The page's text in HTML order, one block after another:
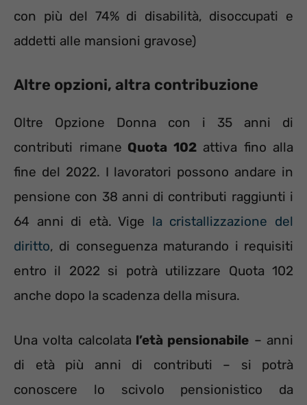
con più del 74% di disabilità, disoccupati e
addetti alle mansioni gravose)
Altre opzioni, altra contribuzione
Oltre Opzione Donna con i 35 anni di
contributi rimane Quota 102attiva fino alla
fine del 2022. I lavoratori possono andare in
pensione con 38 anni di contributi raggiunti i
64 anni di età. Vige la cristallizzazione del
diritto, di conseguenza maturando i requisiti
entro il 2022 si potrà utilizzare Quota 102
anche dopo la scadenza della misura.
Una volta calcolata l’età pensionabile – anni
di età più anni di contributi – si potrà
conoscere lo scivolo pensionistico da